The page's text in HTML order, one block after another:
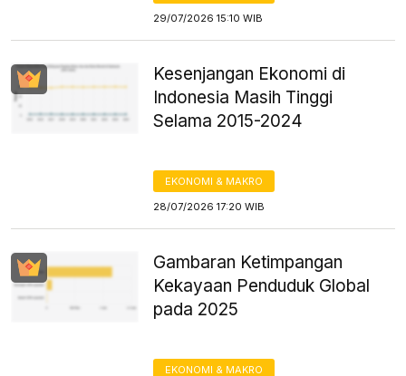
29/07/2026 15:10 WIB
Kesenjangan Ekonomi di
Indonesia Masih Tinggi
Selama 2015-2024
EKONOMI & MAKRO
28/07/2026 17:20 WIB
Gambaran Ketimpangan
Kekayaan Penduduk Global
pada 2025
EKONOMI & MAKRO